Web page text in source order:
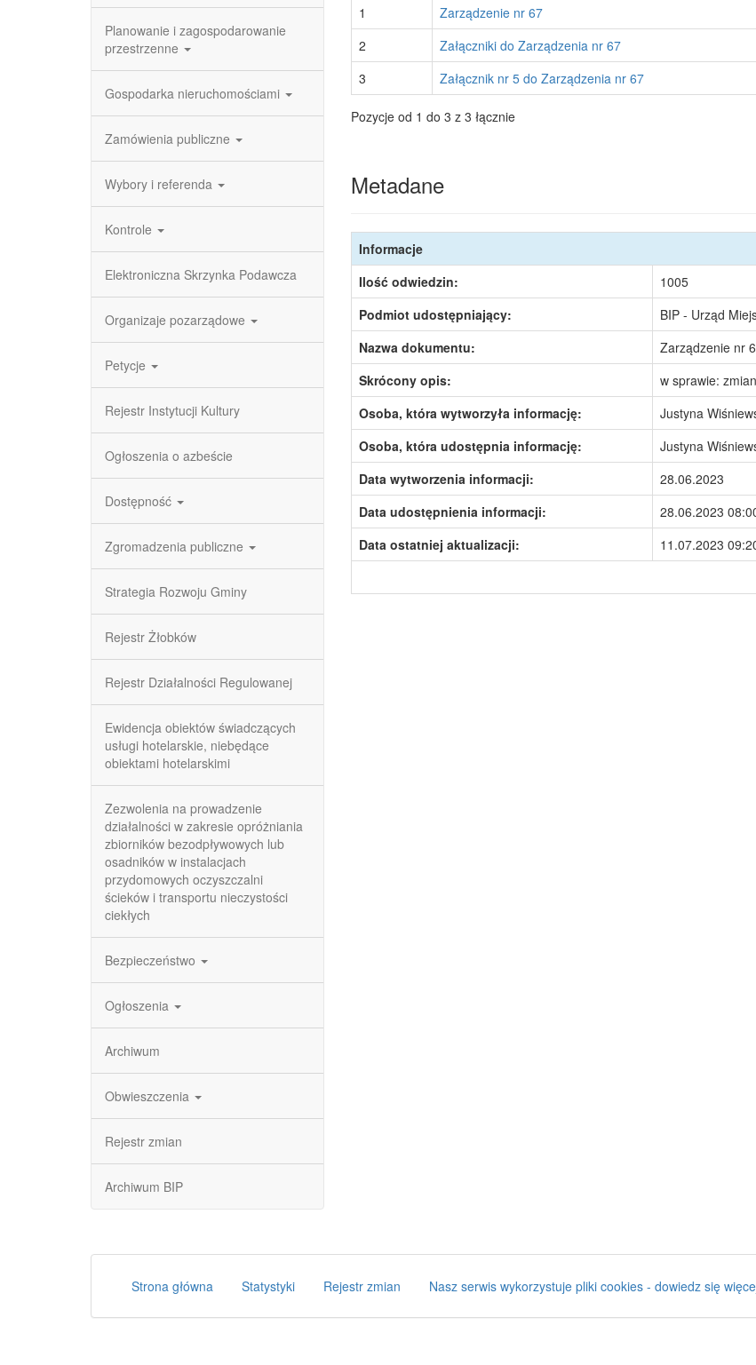
Planowanie i zagospodarowanie
przestrzenne
Gospodarka nieruchomościami
Zamówienia publiczne
Wybory i referenda
Kontrole
Elektroniczna Skrzynka Podawcza
Organizaje pozarządowe
Petycje
Rejestr Instytucji Kultury
Ogłoszenia o azbeście
Dostępność
Zgromadzenia publiczne
Strategia Rozwoju Gminy
Rejestr Żłobków
Rejestr Działalności Regulowanej
Ewidencja obiektów świadczących
usługi hotelarskie, niebędące
obiektami hotelarskimi
Zezwolenia na prowadzenie
działalności w zakresie opróżniania
zbiorników bezodpływowych lub
osadników w instalacjach
przydomowych oczyszczalni
ścieków i transportu nieczystości
ciekłych
Bezpieczeństwo
Ogłoszenia
Archiwum
Obwieszczenia
Rejestr zmian
Archiwum BIP
1
Zarządzenie nr 67
2 Załączniki do Zarządzenia nr 67
3 Załącznik nr 5 do Zarządzenia nr 67
Pozycje od 1 do 3 z 3 łącznie
Metadane
Informacje
Ilość odwiedzin:
1005
Podmiot udostępniający:
BIP - Urząd
Nazwa dokumentu:
Zarządzenie nr
Skrócony opis:
w sprawie:
Osoba, która wytworzyła informację:
Justyna
Osoba, która udostępnia informację:
Justyna
Data wytworzenia informacji:
28.06.2023
Data udostępnienia informacji:
28.06.2023
Data ostatniej aktualizacji:
11.07.2023
Strona główna Statystyki Rejestr zmian Nasz serwis wykorzystuje pliki cookies - dowiedz się